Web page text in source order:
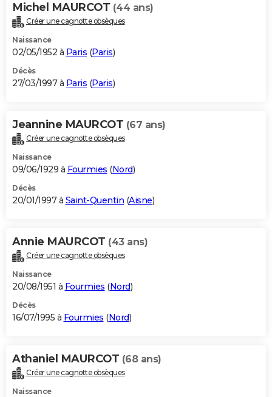
Michel MAURCOT (44 ans)
Créer une cagnotte obsèques
Naissance
02/05/1952 à Paris (Paris)
Décès
27/03/1997 à Paris (Paris)
Jeannine MAURCOT (67 ans)
Créer une cagnotte obsèques
Naissance
09/06/1929 à Fourmies (Nord)
Décès
20/01/1997 à Saint-Quentin (Aisne)
Annie MAURCOT (43 ans)
Créer une cagnotte obsèques
Naissance
20/08/1951 à Fourmies (Nord)
Décès
16/07/1995 à Fourmies (Nord)
Athaniel MAURCOT (68 ans)
Créer une cagnotte obsèques
Naissance